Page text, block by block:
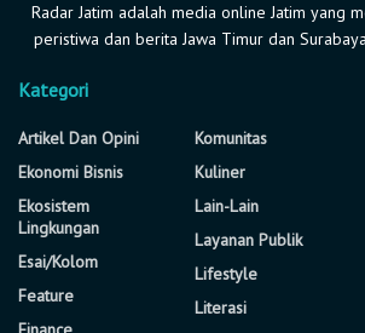
Radar Jatim adalah media online Jatim yang
peristiwa dan berita Jawa Timur dan
Kategori
Artikel Dan Opini
Ekonomi Bisnis
Ekosistem
Lingkungan
Esai/Kolom
Feature
Komunitas
Kuliner
Lain-Lain
Layanan Publik
Lifestyle
Literasi